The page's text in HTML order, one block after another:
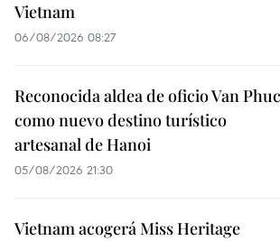
Vietnam
06/08/2026 08:27
Reconocida aldea de oficio Van Phuc
como nuevo destino turístico
artesanal de Hanoi
05/08/2026 21:30
Vietnam acogerá Miss Heritage